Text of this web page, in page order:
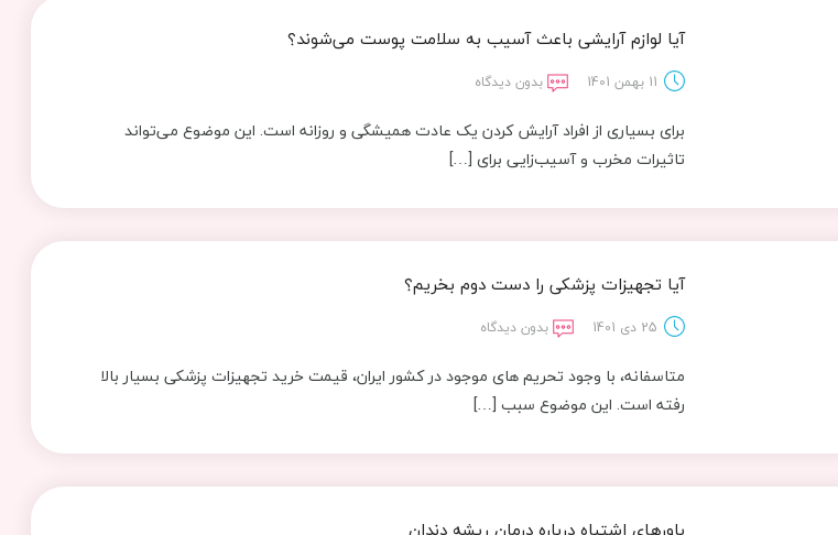
آیا لوازم آرایشی باعث آسیب به سلامت پوست می‌شوند؟
11 بهمن 1401 بدون دیدگاه
برای بسیاری از افراد آرایش کردن یک عادت همیشگی و روزانه است. این موضوع می‌تواند
تاثیرات مخرب و آسیب‌زایی برای […]
آیا تجهیزات پزشکی را دست دوم بخریم؟
25 دی 1401 بدون دیدگاه
متاسفانه، با وجود تحریم های موجود در کشور ایران، قیمت خرید تجهیزات پزشکی بسیار بالا
رفته است. این موضوع سبب […]